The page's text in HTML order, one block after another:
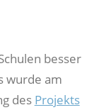
besser
wurde am
des Projekts